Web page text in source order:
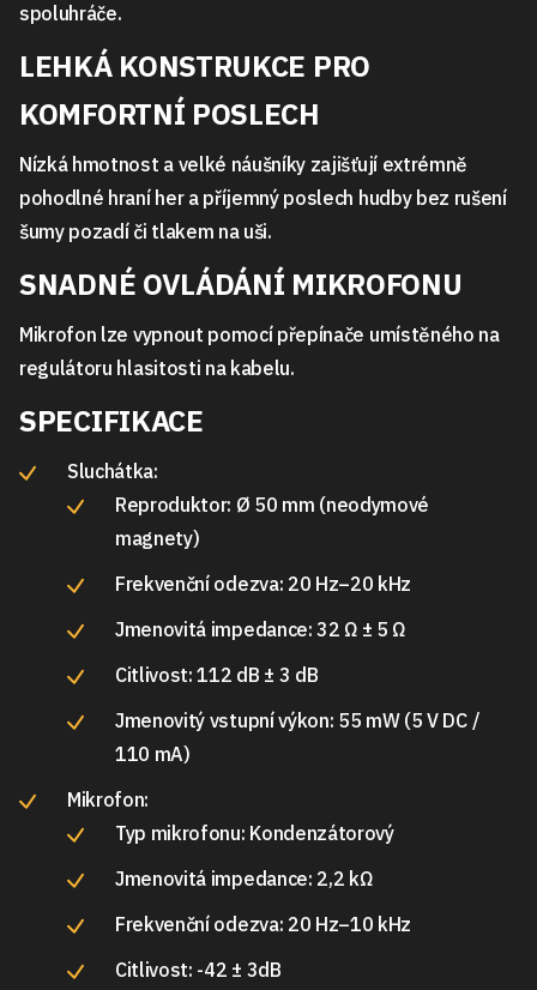
spoluhráče.
LEHKÁ KONSTRUKCE PRO
KOMFORTNÍ POSLECH
Nízká hmotnost a velké náušníky zajišťují extrémně
pohodlné hraní her a příjemný poslech hudby bez rušení
šumy pozadí či tlakem na uši.
SNADNÉ OVLÁDÁNÍ MIKROFONU
Mikrofon lze vypnout pomocí přepínače umístěného na
regulátoru hlasitosti na kabelu.
SPECIFIKACE
Sluchátka:
Reproduktor: Ø 50 mm (neodymové
magnety)
Frekvenční odezva: 20 Hz–20 kHz
Jmenovitá impedance: 32 Ω ± 5 Ω
Citlivost: 112 dB ± 3 dB
Jmenovitý vstupní výkon: 55 mW (5 V DC /
110 mA)
Mikrofon:
Typ mikrofonu: Kondenzátorový
Jmenovitá impedance: 2,2 kΩ
Frekvenční odezva: 20 Hz–10 kHz
Citlivost: -42 ± 3dB